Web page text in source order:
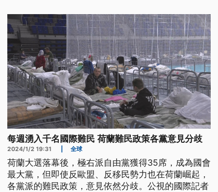
每週湧入千名國際難民 荷蘭難民政策各黨意見分歧
2024/1/2 19:31 全球
荷蘭大選落幕後，極右派自由黨獲得35席，成為國會
最大黨，但即使反歐盟、反移民勢力也在荷蘭崛起，
各黨派的難民政策，意見依然分歧。公視的國際記者